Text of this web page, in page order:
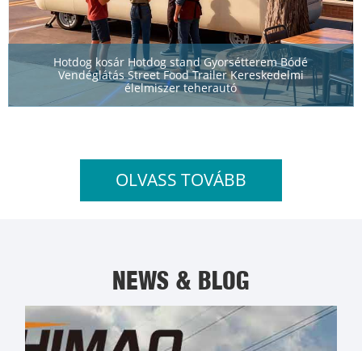
Hotdog kosár Hotdog stand Gyorsétterem Bódé
Vendéglátás Street Food Trailer Kereskedelmi
élelmiszer teherautó
OLVASS TOVÁBB
NEWS & BLOG